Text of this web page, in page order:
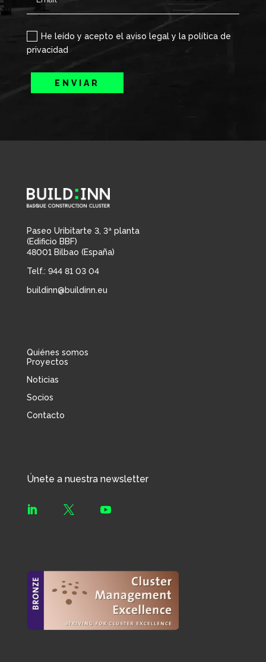
He leído y acepto el aviso legal y la política de
privacidad
ENVIAR
Paseo Uribitarte 3, 3ª planta
(Edificio BBF)
48001 Bilbao (España)
Telf.: 944 81 03 04
buildinn@buildinn.eu
Quiénes somos
Proyectos
Noticias
Socios
Contacto
Únete a nuestra newsletter
  